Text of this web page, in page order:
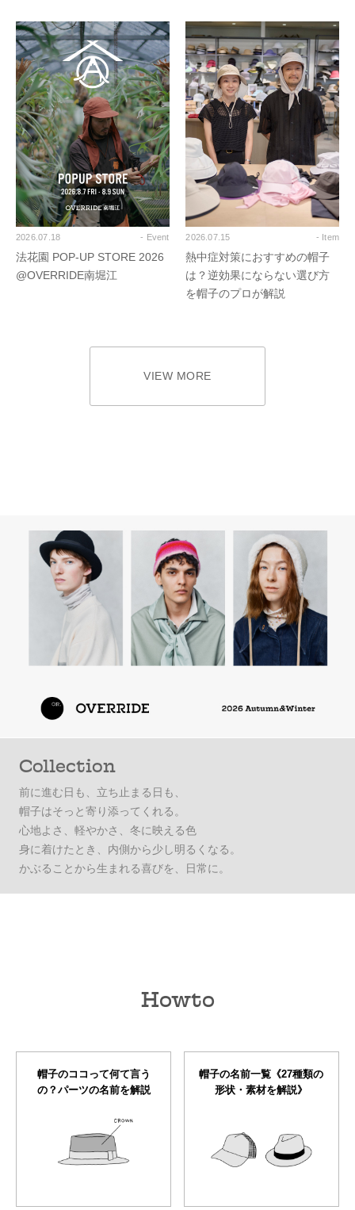
2026.07.18 - Event
法花園 POP-UP STORE 2026
@OVERRIDE南堀江
2026.07.15 - Item
熱中症対策におすすめの帽子
は？逆効果にならない選び方
を帽子のプロが解説
VIEW MORE
Collection
前に進む日も、立ち止まる日も、
帽子はそっと寄り添ってくれる。
心地よさ、軽やかさ、冬に映える色
身に着けたとき、内側から少し明るくなる。
かぶることから生まれる喜びを、日常に。
Howto
帽子のココって何て言う
の？パーツの名前を解説
帽子の名前一覧《27種類の
形状・素材を解説》